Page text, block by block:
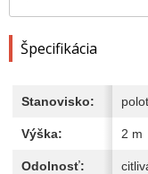
Špecifikácia
Stanovisko:
Výška: 2 m
Odolnosť: